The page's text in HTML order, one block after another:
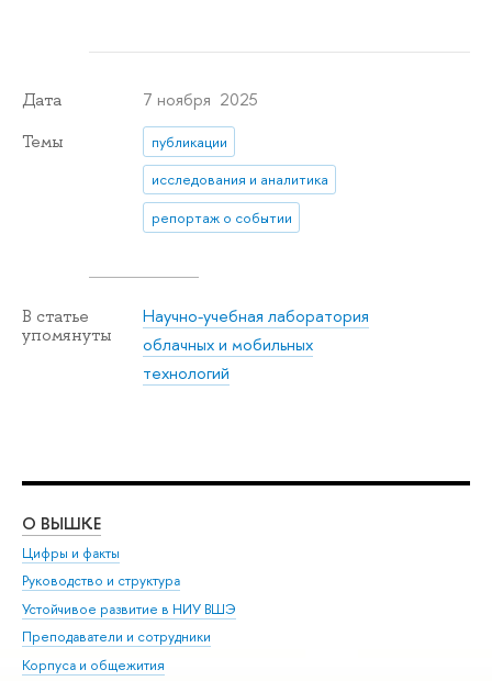
Дата 7 ноября 2025
Темы
публикации
исследования и аналитика
репортаж о событии
В статье
упомянуты
Научно-учебная лаборатория
облачных и мобильных
технологий
О ВЫШКЕ
Цифры и факты
Руководство и структура
Устойчивое развитие в НИУ ВШЭ
Преподаватели и сотрудники
Корпуса и общежития